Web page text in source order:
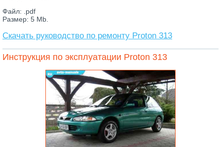
Файл: .pdf
Размер: 5 Mb.
Скачать руководство по ремонту Proton 313
Инструкция по эксплуатации Proton 313